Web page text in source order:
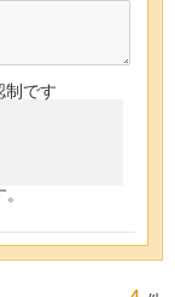
制です